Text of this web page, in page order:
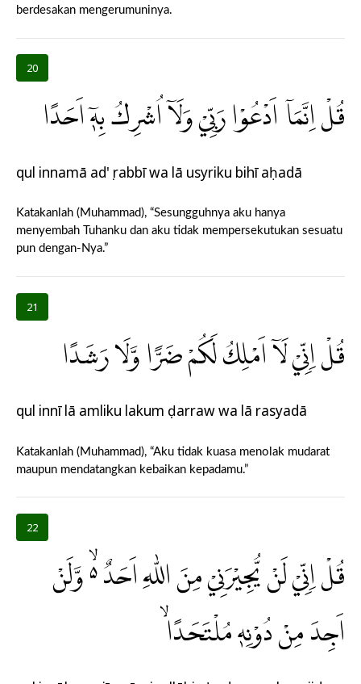
berdesakan mengerumuninya.
20
قُلْ اِنَّمَآ اَدْعُوْا رَبِّيْ وَلَآ اُشْرِكُ بِهٖٓ اَحَدًا
qul innamā ad'ụ rabbī wa lā usyriku bihī aḥadā
Katakanlah (Muhammad), “Sesungguhnya aku hanya
menyembah Tuhanku dan aku tidak mempersekutukan sesuatu
pun dengan-Nya.”
21
قُلْ اِنِّيْ لَآ اَمْلِكُ لَكُمْ ضَرًّا وَّلَا رَشَدًا
qul innī lā amliku lakum ḍarraw wa lā rasyadā
Katakanlah (Muhammad), “Aku tidak kuasa menolak mudarat
maupun mendatangkan kebaikan kepadamu.”
22
قُلْ اِنِّيْ لَنْ يُّجِيْرَنِيْ مِنَ اللّٰهِ اَحَدٌ ەۙ وَّلَنْ
اَجِدَ مِنْ دُوْنِهٖ مُلْتَحَدًا ۙ